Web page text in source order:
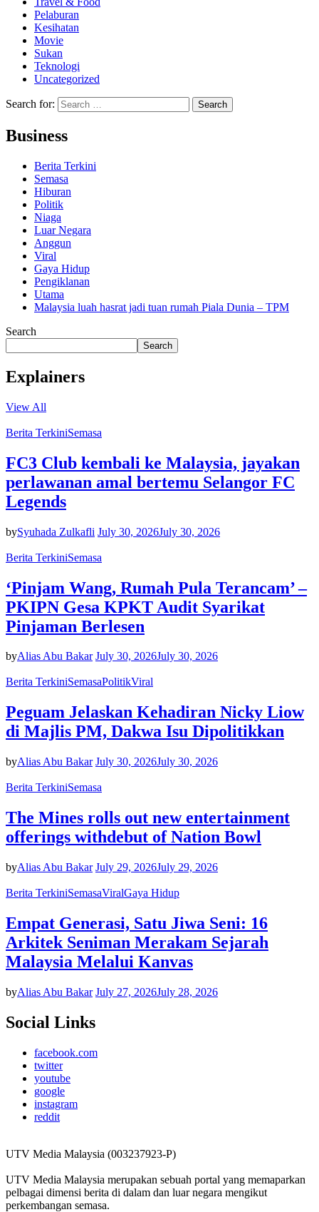
Pelaburan
Kesihatan
Movie
Sukan
Teknologi
Uncategorized
Search for:
Business
Berita Terkini
Semasa
Hiburan
Politik
Niaga
Luar Negara
Anggun
Viral
Gaya Hidup
Pengiklanan
Utama
Malaysia luah hasrat jadi tuan rumah Piala Dunia – TPM
Search
Search
Explainers
View All
Berita TerkiniSemasa
FC3 Club kembali ke Malaysia, jayakan
perlawanan amal bertemu Selangor FC
Legends
bySyuhada Zulkafli July 30, 2026July 30, 2026
Berita TerkiniSemasa
‘Pinjam Wang, Rumah Pula Terancam’ –
PKIPN Gesa KPKT Audit Syarikat
Pinjaman Berlesen
byAlias Abu Bakar July 30, 2026July 30, 2026
Berita TerkiniSemasaPolitikViral
Peguam Jelaskan Kehadiran Nicky Liow
di Majlis PM, Dakwa Isu Dipolitikkan
byAlias Abu Bakar July 30, 2026July 30, 2026
Berita TerkiniSemasa
The Mines rolls out new entertainment
offerings withdebut of Nation Bowl
byAlias Abu Bakar July 29, 2026July 29, 2026
Berita TerkiniSemasaViralGaya Hidup
Empat Generasi, Satu Jiwa Seni: 16
Arkitek Seniman Merakam Sejarah
Malaysia Melalui Kanvas
byAlias Abu Bakar July 27, 2026July 28, 2026
Social Links
facebook.com
twitter
youtube
google
instagram
reddit
UTV Media Malaysia (003237923-P)
UTV Media Malaysia merupakan sebuah portal yang memaparkan
pelbagai dimensi berita di dalam dan luar negara mengikut
perkembangan semasa.